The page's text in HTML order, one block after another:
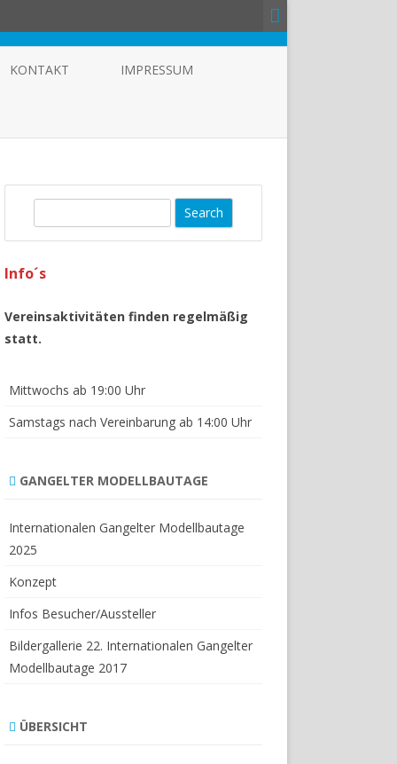
KONTAKT IMPRESSUM
r
h
Info´s
Vereinsaktivitäten finden regelmäßig
statt.
Mittwochs ab 19:00 Uhr
Samstags nach Vereinbarung ab 14:00 Uhr
GANGELTER MODELLBAUTAGE
Internationalen Gangelter Modellbautage
2025
Konzept
Infos Besucher/Aussteller
Bildergallerie 22. Internationalen Gangelter
Modellbautage 2017
ÜBERSICHT